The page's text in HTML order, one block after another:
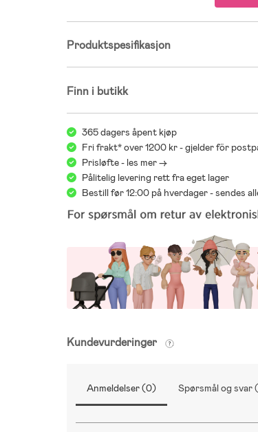
Produktspesifikasjon
Finn i butikk
365 dagers åpent kjøp
Fri frakt* over 1200 kr - gjelder för
Prisløfte - les mer ->
Pålitelig levering rett fra eget lager
Bestill før 12:00 på hverdager - sendes
Kundevurderinger
Anmeldelser (0) Spørsmål og svar